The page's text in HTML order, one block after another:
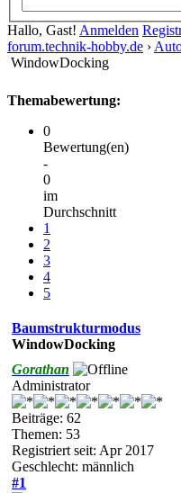
Hallo, Gast! Anmelden
forum.technik-hobby.de ›
WindowDocking
Themabewertung:
0
Bewertung(en)
-
0
im
Durchschnitt
1
2
3
4
5
Baumstrukturmodus
WindowDocking
Gorathan
Administrator
Beiträge: 62
Themen: 53
Registriert seit: Apr 2017
Geschlecht: männlich
#1